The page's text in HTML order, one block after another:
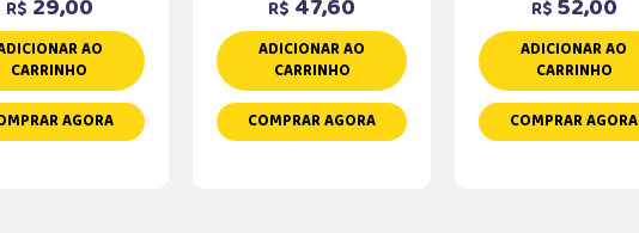
R$
AO
CARRINHO
AGORA
R$
ADICIONAR AO
CARRINHO
COMPRAR AGORA
R$
ADICIONAR AO
CARRINHO
COMPRAR AGORA